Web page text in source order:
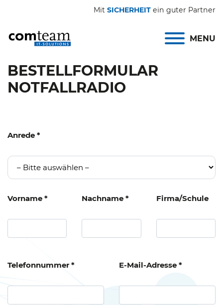
Mit SICHERHEIT ein guter Partner
MENU
BESTELLFORMULAR
NOTFALLRADIO
Anrede *
Vorname * Nachname * Firma/Schule
Telefonnummer * E-Mail-Adresse *